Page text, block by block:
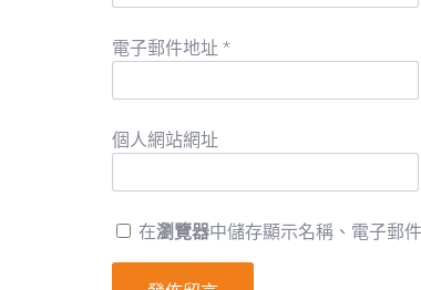
電子郵件地址 *
個人網站網址
在瀏覽器中儲存顯示名稱、電子郵